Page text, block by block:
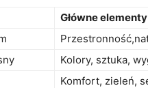
Główne ⁤elementy
Kolory, sztuka,
Komfort, zieleń,